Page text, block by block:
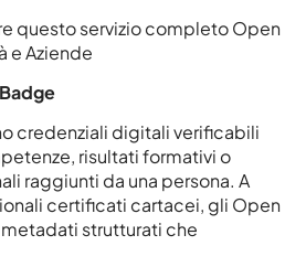
questo servizio completo Open
e Aziende
credenziali digitali verificabili
risultati formativi o
raggiunti da una persona. A
certificati cartacei, gli Open
strutturati che